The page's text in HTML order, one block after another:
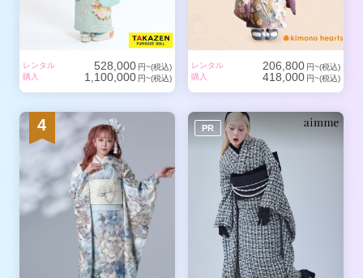
レンタル 528,000 円~(税込)
購入
1,100,000 円~(税込)
レンタル 206,800 円~(税込)
購入
418,000 円~(税込)
4 PR